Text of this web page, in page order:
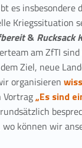
es
Kriegssituation
& Rucksack
am ZfTI
Ziel, neue
organisieren
Vortrag„Es sind
können wir